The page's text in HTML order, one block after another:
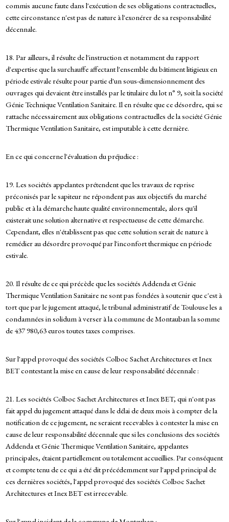
commis aucune faute dans l'exécution de ses obligations contractuelles,
cette circonstance n'est pas de nature à l'exonérer de sa responsabilité
décennale.
18. Par ailleurs, il résulte de l'instruction et notamment du rapport
d'expertise que la surchauffe affectant l'ensemble du bâtiment litigieux en
période estivale résulte pour partie d'un sous-dimensionnement des
ouvrages qui devaient être installés par le titulaire du lot n° 9, soit la société
Génie Technique Ventilation Sanitaire. Il en résulte que ce désordre, qui se
rattache nécessairement aux obligations contractuelles de la société Génie
Thermique Ventilation Sanitaire, est imputable à cette dernière.
En ce qui concerne l'évaluation du préjudice :
19. Les sociétés appelantes prétendent que les travaux de reprise
préconisés par le sapiteur ne répondent pas aux objectifs du marché
public et à la démarche haute qualité environnementale, alors qu'il
existerait une solution alternative et respectueuse de cette démarche.
Cependant, elles n'établissent pas que cette solution serait de nature à
remédier au désordre provoqué par l'inconfort thermique en période
estivale.
20. Il résulte de ce qui précède que les sociétés Addenda et Génie
Thermique Ventilation Sanitaire ne sont pas fondées à soutenir que c'est à
tort que par le jugement attaqué, le tribunal administratif de Toulouse les a
condamnées in solidum à verser à la commune de Montauban la somme
de 437 980,63 euros toutes taxes comprises.
Sur l'appel provoqué des sociétés Colboc Sachet Architectures et Inex
BET contestant la mise en cause de leur responsabilité décennale :
21. Les sociétés Colboc Sachet Architectures et Inex BET, qui n'ont pas
fait appel du jugement attaqué dans le délai de deux mois à compter de la
notification de ce jugement, ne seraient recevables à contester la mise en
cause de leur responsabilité décennale que si les conclusions des sociétés
Addenda et Génie Thermique Ventilation Sanitaire, appelantes
principales, étaient partiellement ou totalement accueillies. Par conséquent
et compte tenu de ce qui a été dit précédemment sur l'appel principal de
ces dernières sociétés, l'appel provoqué des sociétés Colboc Sachet
Architectures et Inex BET est irrecevable.